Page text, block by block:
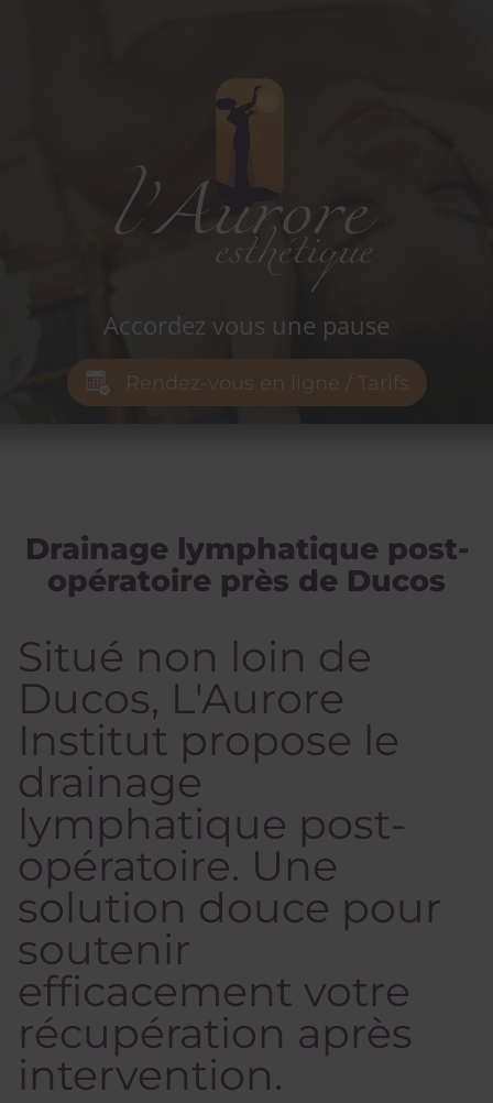
Accordez vous une pause
Rendez-vous en ligne / Tarifs
Drainage lymphatique post-
opératoire près de Ducos
Situé non loin de
Ducos, L'Aurore
Institut propose le
drainage
lymphatique post-
opératoire. Une
solution douce pour
soutenir
efficacement votre
récupération après
intervention.